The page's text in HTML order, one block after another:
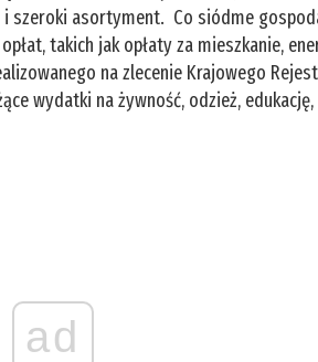
szeroki asortyment. Co siódme
takich jak opłaty za mieszkanie,
na zlecenie Krajowego
wydatki na żywność, odzież,
ad